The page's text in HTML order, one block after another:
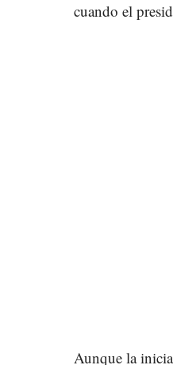
cuando el
Aunque la